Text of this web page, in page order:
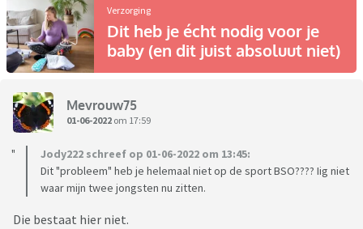
Verzorging
Dit heb je écht nodig voor je
baby (en dit juist absoluut niet)
Mevrouw75
01-06-2022 om 17:59
Jody222 schreef op 01-06-2022 om 13:45:
Dit "probleem" heb je helemaal niet op de sport BSO???? Iig niet
waar mijn twee jongsten nu zitten.
Die bestaat hier niet.